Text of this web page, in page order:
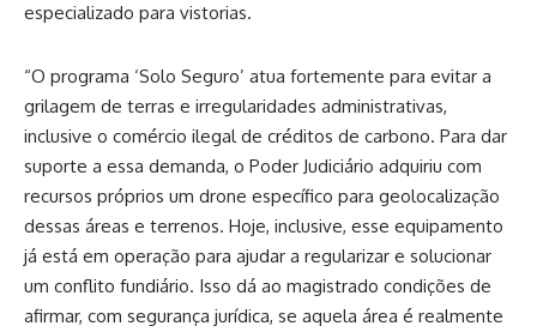
especializado para vistorias.
“O programa ‘Solo Seguro’ atua fortemente para evitar a
grilagem de terras e irregularidades administrativas,
inclusive o comércio ilegal de créditos de carbono. Para dar
suporte a essa demanda, o Poder Judiciário adquiriu com
recursos próprios um drone específico para geolocalização
dessas áreas e terrenos. Hoje, inclusive, esse equipamento
já está em operação para ajudar a regularizar e solucionar
um conflito fundiário. Isso dá ao magistrado condições de
afirmar, com segurança jurídica, se aquela área é realmente